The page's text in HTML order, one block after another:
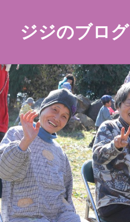
ジジのブログ